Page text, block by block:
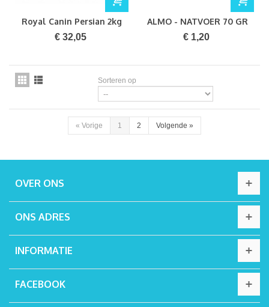
Royal Canin Persian 2kg
€ 32,05
ALMO - NATVOER 70 GR
KALKOEN ADULT
€ 1,20
Sorteren op
« Vorige 1 2 Volgende »
OVER ONS
ONS ADRES
INFORMATIE
FACEBOOK